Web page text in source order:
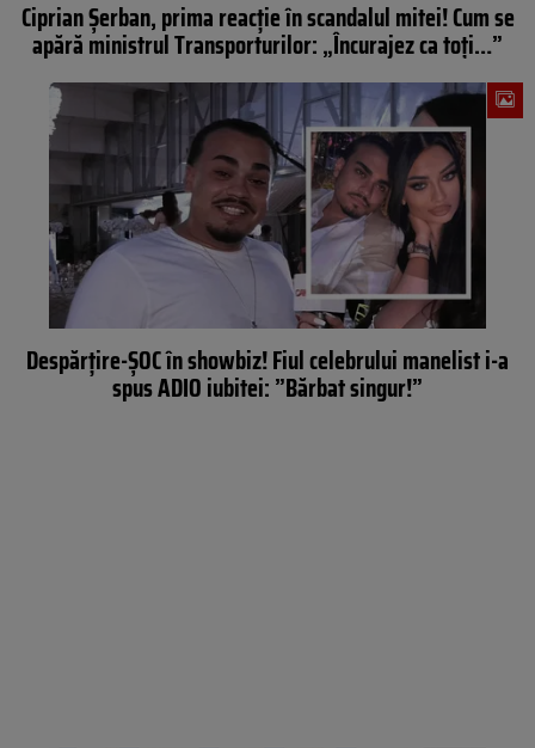
Ciprian Șerban, prima reacție în scandalul mitei! Cum se
apără ministrul Transporturilor: „Încurajez ca toți…”
Despărțire-ȘOC în showbiz! Fiul celebrului manelist i-a
spus ADIO iubitei: ”Bărbat singur!”